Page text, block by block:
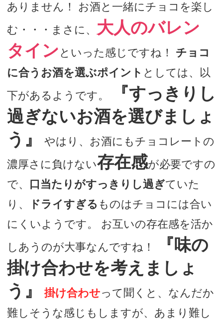
ありません！ お酒と一緒にチョコを楽し
む・・・まさに、 大人のバレン
タイン といった感じですね！ チョコ
に合うお酒を選ぶポイント としては、以
下があるようです。
『すっきりし
過ぎないお酒を選びましょ
う』
やはり、お酒にもチョコレートの
濃厚さに負けない存在感が必要ですの
で、 口当たりがすっきりし過ぎていた
り、
ドライすぎる ものはチョコには合い
にくいようです。 お互いの存在感を活か
しあうのが大事なんですね！
『味の
掛け合わせを考えましょ
う』
掛け合わせって聞くと、なんだか
難しそうな感じもしますが、あまり難し